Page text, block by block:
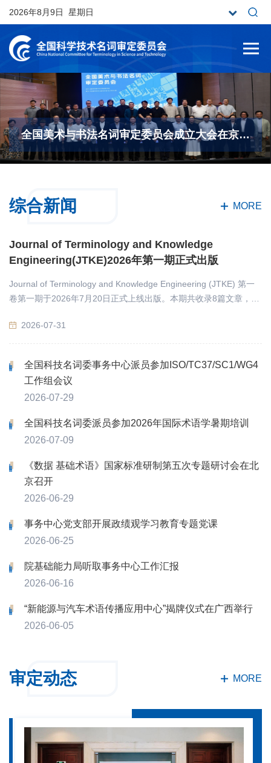
2026年8月9日 星期日
全国美术与书法名词审定委员会成立大会在京召开
综合新闻 MORE
Journal of Terminology and Knowledge
Engineering(JTKE)2026年第一期正式出版
Journal of Terminology and Knowledge Engineering (JTKE) 第一
卷第一期于2026年7月20日正式上线出版。本期共收录8篇文章，包
取、零样本术语提取、知识增强、双语传染病名自动映射、主动任
进展。
2026-07-31
全国科技名词委事务中心派员参加ISO/TC37/SC1/WG4
工作组会议
2026-07-29
全国科技名词委派员参加2026年国际术语学暑期培训
2026-07-09
《数据 基础术语》国家标准研制第五次专题研讨会在北
京召开
2026-06-29
事务中心党支部开展政绩观学习教育专题党课
2026-06-25
院基础能力局听取事务中心工作汇报
2026-06-16
“新能源与汽车术语传播应用中心”揭牌仪式在广西举行
2026-06-05
审定动态 MORE